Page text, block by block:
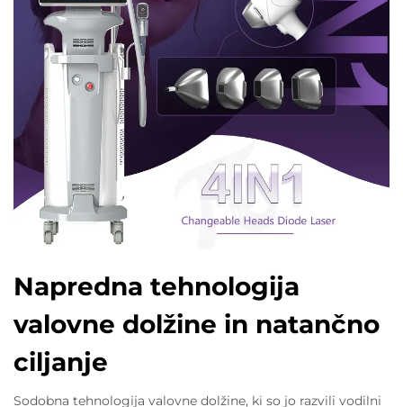
Napredna tehnologija
valovne dolžine in natančno
ciljanje
Sodobna tehnologija valovne dolžine, ki so jo razvili vodilni